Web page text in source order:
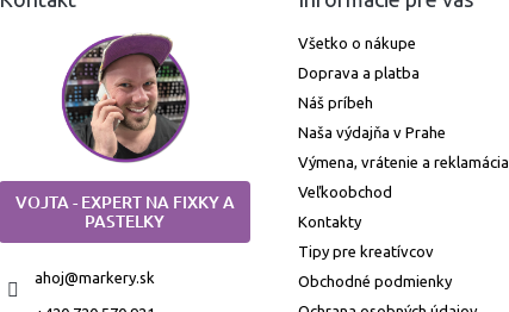
VOJTA - EXPERT NA FIXKY A
PASTELKY
ahoj@markery.sk
Všetko o nákupe
Doprava a platba
Náš príbeh
Naša výdajňa v Prahe
Výmena, vrátenie a reklamácia
Veľkoobchod
Kontakty
Tipy pre kreatívcov
Obchodné podmienky